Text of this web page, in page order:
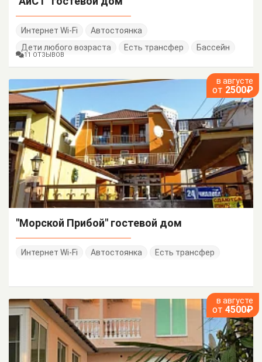
Интернет Wi-Fi
Автостоянка
Дети любого возраста
Есть трансфер Бассейн
11 ОТЗЫВОВ
в августе
от 2500₽
"Морской Прибой" гостевой дом
Интернет Wi-Fi Автостоянка Есть трансфер
в августе
от 4500₽